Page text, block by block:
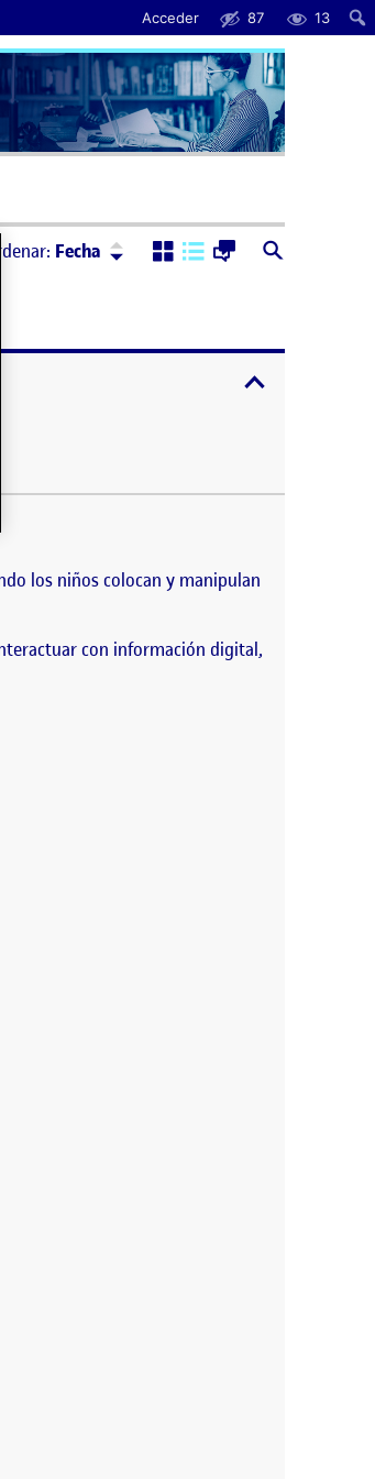
Acceder 87 13
Fecha Ordenar:Descendente
tangible que reconoce
los niños colocan y manipulan
con información digital,